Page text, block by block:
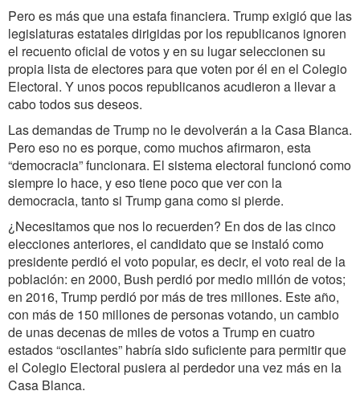
Pero es más que una estafa financiera. Trump exigió que las
legislaturas estatales dirigidas por los republicanos ignoren
el recuento oficial de votos y en su lugar seleccionen su
propia lista de electores para que voten por él en el Colegio
Electoral. Y unos pocos republicanos acudieron a llevar a
cabo todos sus deseos.
Las demandas de Trump no le devolverán a la Casa Blanca.
Pero eso no es porque, como muchos afirmaron, esta
“democracia” funcionara. El sistema electoral funcionó como
siempre lo hace, y eso tiene poco que ver con la
democracia, tanto si Trump gana como si pierde.
¿Necesitamos que nos lo recuerden? En dos de las cinco
elecciones anteriores, el candidato que se instaló como
presidente perdió el voto popular, es decir, el voto real de la
población: en 2000, Bush perdió por medio millón de votos;
en 2016, Trump perdió por más de tres millones. Este año,
con más de 150 millones de personas votando, un cambio
de unas decenas de miles de votos a Trump en cuatro
estados “oscilantes” habría sido suficiente para permitir que
el Colegio Electoral pusiera al perdedor una vez más en la
Casa Blanca.